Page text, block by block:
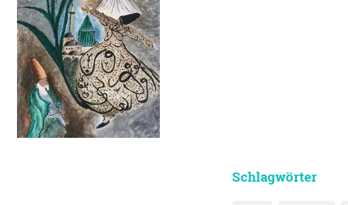
Schlagwörter